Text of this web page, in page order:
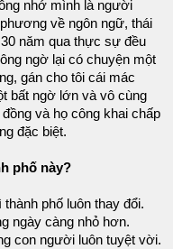
nhớ mình là người
về ngôn ngữ, thái
năm qua thực sự đều
ngờ lại có chuyện một
gán cho tôi cái mác
bất ngờ lớn và vô cùng
và họ công khai chấp
đặc biệt.
phố này?
phố luôn thay đổi.
ngày càng nhỏ hơn.
con người luôn tuyệt vời.